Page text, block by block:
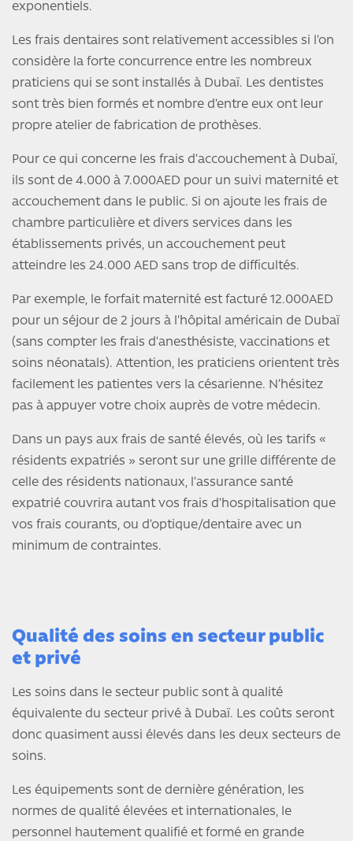
exponentiels.
Les frais dentaires sont relativement accessibles si l’on
considère la forte concurrence entre les nombreux
praticiens qui se sont installés à Dubaï. Les dentistes
sont très bien formés et nombre d’entre eux ont leur
propre atelier de fabrication de prothèses.
Pour ce qui concerne les frais d’accouchement à Dubaï,
ils sont de 4.000 à 7.000AED pour un suivi maternité et
accouchement dans le public. Si on ajoute les frais de
chambre particulière et divers services dans les
établissements privés, un accouchement peut
atteindre les 24.000 AED sans trop de difficultés.
Par exemple, le forfait maternité est facturé 12.000AED
pour un séjour de 2 jours à l’hôpital américain de Dubaï
(sans compter les frais d’anesthésiste, vaccinations et
soins néonatals). Attention, les praticiens orientent très
facilement les patientes vers la césarienne. N’hésitez
pas à appuyer votre choix auprès de votre médecin.
Dans un pays aux frais de santé élevés, où les tarifs «
résidents expatriés » seront sur une grille différente de
celle des résidents nationaux, l’assurance santé
expatrié couvrira autant vos frais d’hospitalisation que
vos frais courants, ou d’optique/dentaire avec un
minimum de contraintes.
Qualité des soins en secteur public
et privé
Les soins dans le secteur public sont à qualité
équivalente du secteur privé à Dubaï. Les coûts seront
donc quasiment aussi élevés dans les deux secteurs de
soins.
Les équipements sont de dernière génération, les
normes de qualité élevées et internationales, le
personnel hautement qualifié et formé en grande